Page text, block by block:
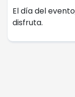
El día del
disfruta.